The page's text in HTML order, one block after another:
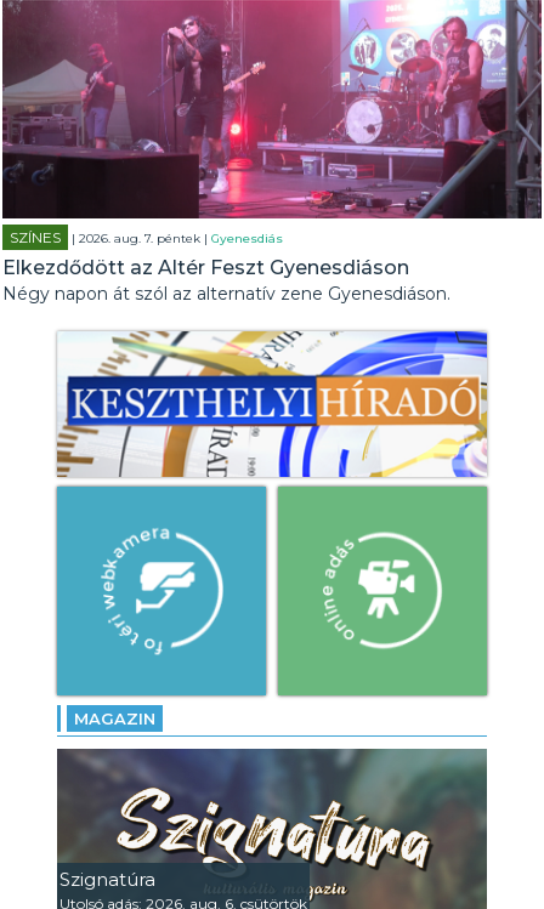
SZÍNES | 2026. aug. 7. péntek |Gyenesdiás
Elkezdődött az Altér Feszt Gyenesdiáson
Négy napon át szól az alternatív zene Gyenesdiáson.
MAGAZIN
Szignatúra
Utolsó adás: 2026. aug. 6. csütörtök